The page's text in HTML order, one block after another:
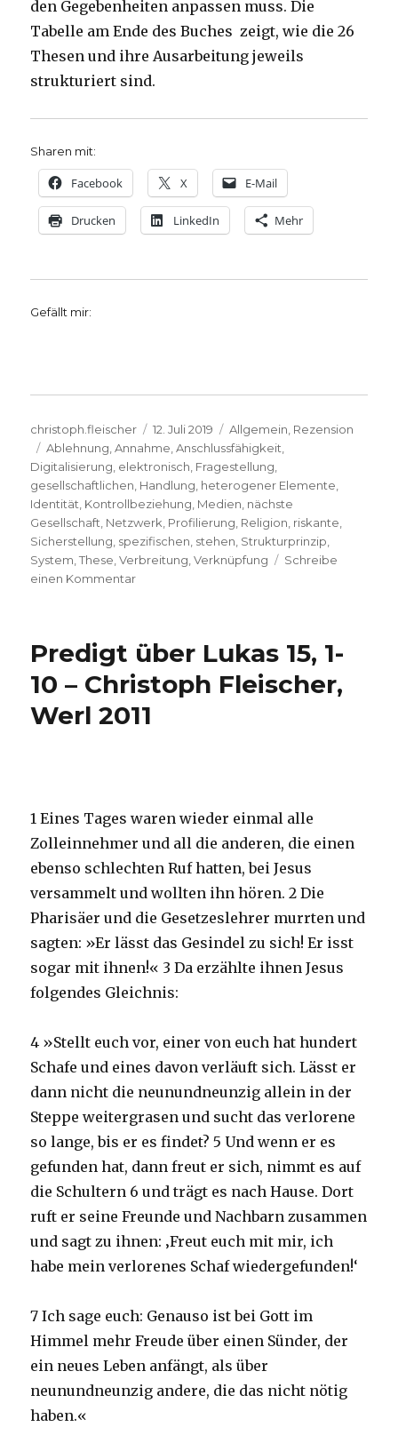
den Gegebenheiten anpassen muss. Die
Tabelle am Ende des Buches zeigt, wie die 26
Thesen und ihre Ausarbeitung jeweils
strukturiert sind.
Sharen mit:
Facebook X E-Mail
Drucken LinkedIn Mehr
Gefällt mir:
Autor
christoph.fleischer
Veröffentlicht
am
12. Juli 2019 Kategorien
Allgemein Rezension
Schlagwörter
Ablehnung ,Annahme ,Anschlussfähigkeit
Digitalisierung elektronisch Fragestellung
gesellschaftlichen Handlung heterogener Elemente
Identität Kontrollbeziehung Medien nächste
Gesellschaft Netzwerk Profilierung Religion riskante
Sicherstellung spezifischen stehen Strukturprinzip
System ,These ,Verbreitung ,Verknüpfung
Schreibe
einen Kommentarzu
von
Fleischer,
Welver
2019
Predigt über Lukas 15, 1-
10 – Christoph Fleischer,
Werl 2011
1 Eines Tages waren wieder einmal alle
Zolleinnehmer und all die anderen, die einen
ebenso schlechten Ruf hatten, bei Jesus
versammelt und wollten ihn hören. 2 Die
Pharisäer und die Gesetzeslehrer murrten und
sagten: »Er lässt das Gesindel zu sich! Er isst
sogar mit ihnen!« 3 Da erzählte ihnen Jesus
folgendes Gleichnis:
4 »Stellt euch vor, einer von euch hat hundert
Schafe und eines davon verläuft sich. Lässt er
dann nicht die neunundneunzig allein in der
Steppe weitergrasen und sucht das verlorene
so lange, bis er es findet? 5 Und wenn er es
gefunden hat, dann freut er sich, nimmt es auf
die Schultern 6 und trägt es nach Hause. Dort
ruft er seine Freunde und Nachbarn zusammen
und sagt zu ihnen: ‚Freut euch mit mir, ich
habe mein verlorenes Schaf wiedergefunden!‘
7 Ich sage euch: Genauso ist bei Gott im
Himmel mehr Freude über einen Sünder, der
ein neues Leben anfängt, als über
neunundneunzig andere, die das nicht nötig
haben.«